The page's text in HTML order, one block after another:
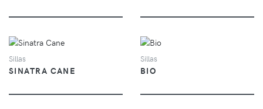
VER
Sillas
SINATRA CANE
Sillas
BIO